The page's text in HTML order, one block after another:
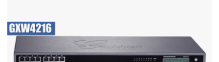
UPS Источники бесперебойного питания
Мышки и Клавиатуры